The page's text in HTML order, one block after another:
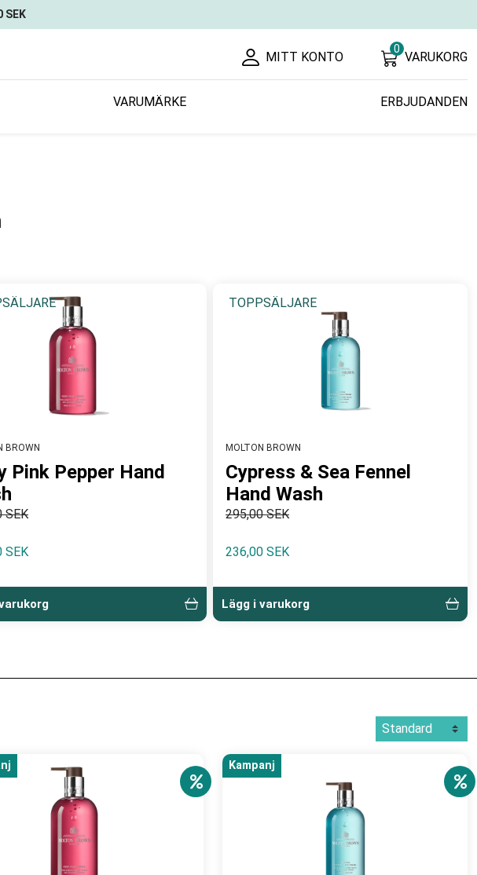
SEK
MITT KONTO
0
VARUKORG
VARUMÄRKE ERBJUDANDEN
BROWN
Pink Pepper Hand
SEK
SEK
TOPPSÄLJARE
MOLTON BROWN
Cypress & Sea Fennel
Hand Wash
295,00 SEK
236,00 SEK
Lägg i varukorg
Kampanj